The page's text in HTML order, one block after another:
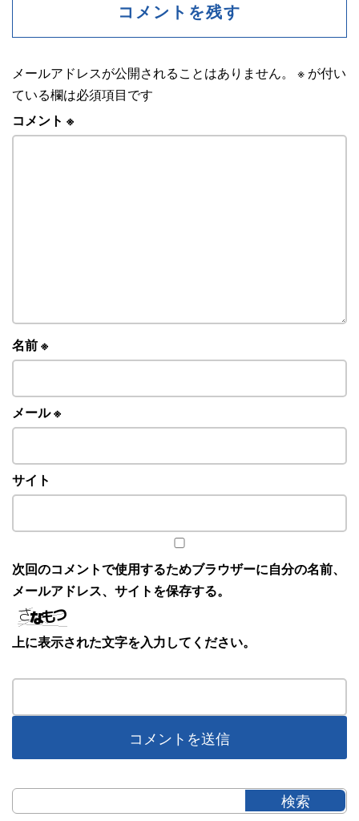
コメントを残す
メールアドレスが公開されることはありません。 ※ が付い
ている欄は必須項目です
コメント ※
名前※
メール※
サイト
次回のコメントで使用するためブラウザーに自分の名前、
メールアドレス、サイトを保存する。
上に表示された文字を入力してください。